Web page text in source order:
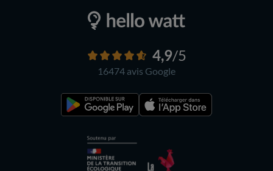
4,9/5
16474 avis Google